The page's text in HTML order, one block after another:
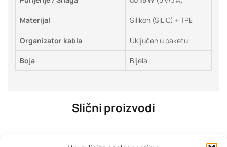
Materijal Silikon (SILIC) + TPE
Organizator kabla Uključen u paketu
Boja Bijela
Slični proizvodi